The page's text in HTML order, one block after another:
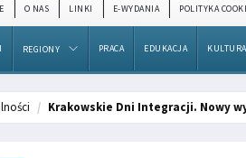
O NAS LINKI E-WYDANIA POLITYKA
REGIONY PRACA EDUKACJA
Krakowskie Dni Integracji. Nowy